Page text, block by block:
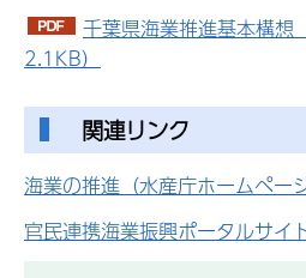
千葉県海業推進基本構
2.1KB）
関連リンク
海業の推進（水産庁ホームページ
官民連携海業振興ポータルサイ